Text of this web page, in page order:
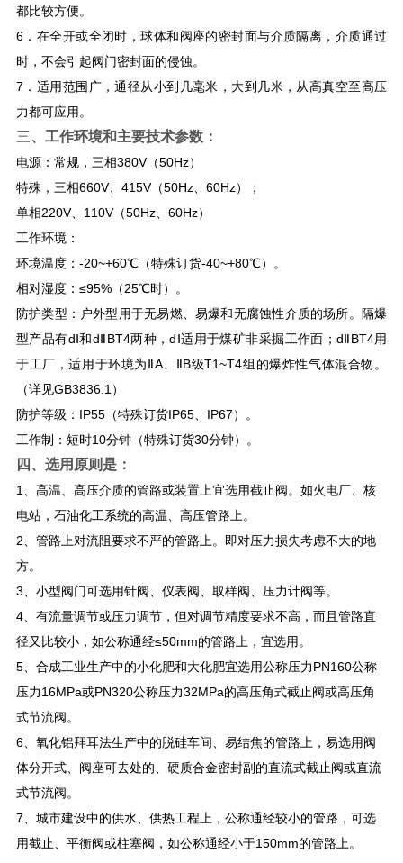
都比较方便。
6．在全开或全闭时，球体和阀座的密封面与介质隔离，介质通过
时，不会引起阀门密封面的侵蚀。
7．适用范围广，通径从小到几毫米，大到几米，从高真空至高压
力都可应用。
三、工作环境和主要技术参数：
电源：常规，三相380V（50Hz）
特殊，三相660V、415V（50Hz、60Hz）；
单相220V、110V（50Hz、60Hz）
工作环境：
环境温度：-20~+60℃（特殊订货-40~+80℃）。
相对湿度：≤95%（25℃时）。
防护类型：户外型用于无易燃、易爆和无腐蚀性介质的场所。隔爆
型产品有dⅠ和dⅡBT4两种，dⅠ适用于煤矿非采掘工作面；dⅡBT4用
于工厂，适用于环境为ⅡA、ⅡB级T1~T4组的爆炸性气体混合物。
（详见GB3836.1）
防护等级：IP55（特殊订货IP65、IP67）。
工作制：短时10分钟（特殊订货30分钟）。
四、选用原则是：
1、高温、高压介质的管路或装置上宜选用截止阀。如火电厂、核
电站，石油化工系统的高温、高压管路上。
2、管路上对流阻要求不严的管路上。即对压力损失考虑不大的地
方。
3、小型阀门可选用针阀、仪表阀、取样阀、压力计阀等。
4、有流量调节或压力调节，但对调节精度要求不高，而且管路直
径又比较小，如公称通经≤50mm的管路上，宜选用。
5、合成工业生产中的小化肥和大化肥宜选用公称压力PN160公称
压力16MPa或PN320公称压力32MPa的高压角式截止阀或高压角
式节流阀。
6、氧化铝拜耳法生产中的脱硅车间、易结焦的管路上，易选用阀
体分开式、阀座可去处的、硬质合金密封副的直流式截止阀或直流
式节流阀。
7、城市建设中的供水、供热工程上，公称通经较小的管路，可选
用截止、平衡阀或柱塞阀，如公称通经小于150mm的管路上。